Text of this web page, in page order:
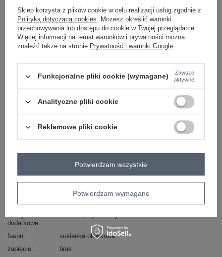
Masz pytanie? Chętnie pomożemy.
Zadzwoń+48 601 547 740 Zadaj pytanie
skład materiału: bawełna
sposób prania: pranie w pralce w 30°C
dominujący
dekolt
okrągły
długi rękaw
okazja
codzienne do pracy
bawełna
dodatkowe
fason
sukienka ołówkowa
zapięcie
brak
Sklep korzysta z plików cookie w celu realizacji usług zgodnie z
Polityką dotyczącą cookies. Możesz określić warunki
przechowywania lub dostępu do cookie w Twojej przeglądarce.
Więcej informacji na temat warunków i prywatności można
znaleźć także na stronie Prywatność i warunki Google.
Funkcjonalne pliki cookie (wymagane)
Zawsze
aktywne
Analityczne pliki cookie
Reklamowe pliki cookie
Potwierdzam wymagane
Potwierdzam wszystkie